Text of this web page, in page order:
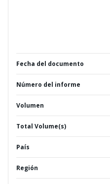
Fecha del documento
Número del informe
Volumen
Total Volume(s)
País
Región